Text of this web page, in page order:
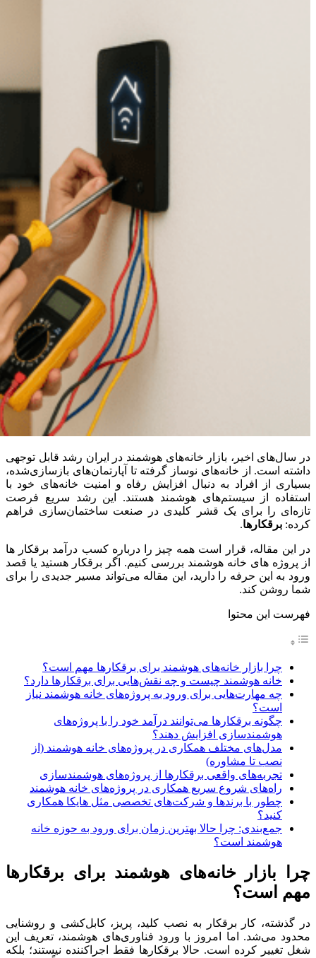
در سال‌های اخیر، بازار خانه‌های هوشمند در ایران رشد قابل توجهی
داشته
است. از خانه‌های نوساز گرفتهتا آپارتمان‌های بازسازی‌شده،
بسیاری
از افراد بهدنبال افزایش رفاه و امنیت خانه‌های خود با
استفاده
از سیستم‌هایهوشمند هستند. این رشد سریع فرصت
تازه‌ای را برای یک قشر کلیدی در صنعت ساختمان‌سازی فراهم
کرده: برقکارها.
در این مقاله، قرار است همه چیز رادربارهکسب درآمد برقکار ها
از پروژه های خانه هوشمند بررسی کنیم. اگر برقکار هستید یا قصد
ورود به این حرفه رادارید، این مقاله می‌تواند مسیر جدیدی را برای
شما روشن کند.
فهرست این محتوا
چرا بازار خانه‌های هوشمند برای برقکارها مهم است؟
خانه هوشمند چیست و چه نقش‌هایی برای برقکارها دارد؟
چه مهارت‌هایی برای ورود به پروژه‌های خانه هوشمند نیاز
است؟
چگونه برقکارها می‌توانند درآمد خود را با پروژه‌های
هوشمندسازی افزایش دهند؟
مدل‌های مختلف همکاری در پروژه‌های خانه هوشمند (از
نصب تا مشاوره)
تجربه‌های واقعی برقکارها از پروژه‌های هوشمندسازی
راه‌های شروع سریع همکاری در پروژه‌های خانه هوشمند
چطور با برندها و شرکت‌های تخصصی مثل هایکا همکاری
کنید؟
جمع‌بندی: چرا حالا بهترین زمان برای ورود به حوزه خانه
هوشمند است؟
چرا بازار خانه‌های هوشمند برای برقکارها
مهم است؟
در گذشته، کار برقکار به نصب کلید، پریز،کابل‌کشی و روشنایی
محدود می‌شد. اما امروز با ورود فناوری‌های هوشمند، تعریف
این
شغل تغییر کرده است. حالا برقکارها فقط اجراکننده نیستند؛ بلکه